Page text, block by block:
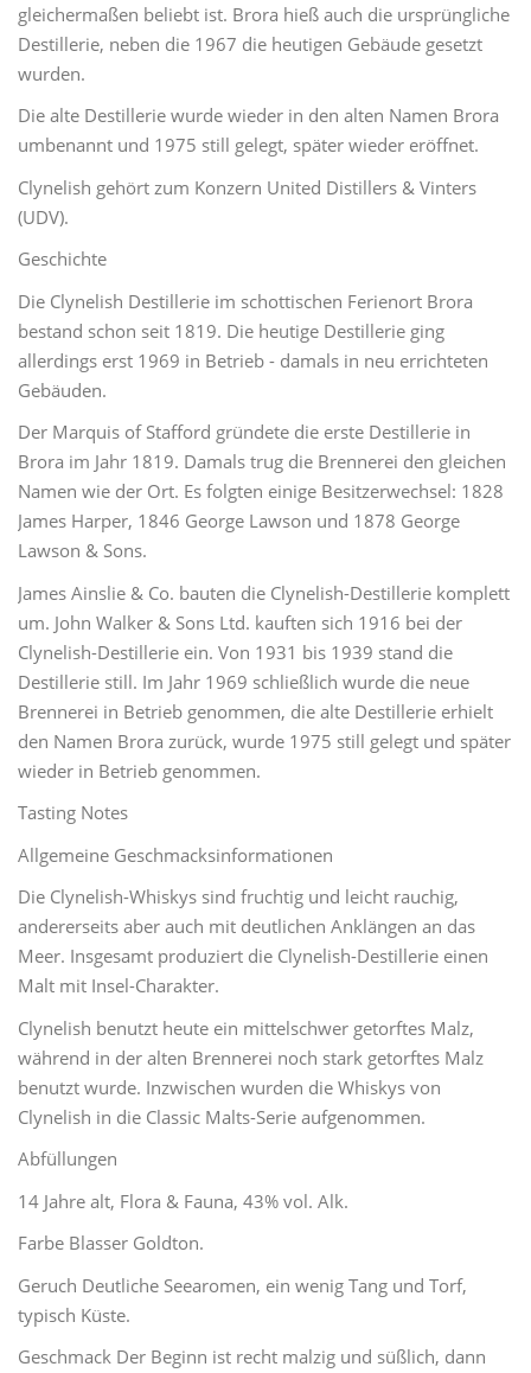
gleichermaßen beliebt ist. Brora hieß auch die ursprüngliche
Destillerie, neben die 1967 die heutigen Gebäude gesetzt
wurden.
Die alte Destillerie wurde wieder in den alten Namen Brora
umbenannt und 1975 still gelegt, später wieder eröffnet.
Clynelish gehört zum Konzern United Distillers & Vinters
(UDV).
Geschichte
Die Clynelish Destillerie im schottischen Ferienort Brora
bestand schon seit 1819. Die heutige Destillerie ging
allerdings erst 1969 in Betrieb - damals in neu errichteten
Gebäuden.
Der Marquis of Stafford gründete die erste Destillerie in
Brora im Jahr 1819. Damals trug die Brennerei den gleichen
Namen wie der Ort. Es folgten einige Besitzerwechsel: 1828
James Harper, 1846 George Lawson und 1878 George
Lawson & Sons.
James Ainslie & Co. bauten die Clynelish-Destillerie komplett
um. John Walker & Sons Ltd. kauften sich 1916 bei der
Clynelish-Destillerie ein. Von 1931 bis 1939 stand die
Destillerie still. Im Jahr 1969 schließlich wurde die neue
Brennerei in Betrieb genommen, die alte Destillerie erhielt
den Namen Brora zurück, wurde 1975 still gelegt und später
wieder in Betrieb genommen.
Tasting Notes
Allgemeine Geschmacksinformationen
Die Clynelish-Whiskys sind fruchtig und leicht rauchig,
andererseits aber auch mit deutlichen Anklängen an das
Meer. Insgesamt produziert die Clynelish-Destillerie einen
Malt mit Insel-Charakter.
Clynelish benutzt heute ein mittelschwer getorftes Malz,
während in der alten Brennerei noch stark getorftes Malz
benutzt wurde. Inzwischen wurden die Whiskys von
Clynelish in die Classic Malts-Serie aufgenommen.
Abfüllungen
14 Jahre alt, Flora & Fauna, 43% vol. Alk.
Farbe Blasser Goldton.
Geruch Deutliche Seearomen, ein wenig Tang und Torf,
typisch Küste.
Geschmack Der Beginn ist recht malzig und süßlich, dann